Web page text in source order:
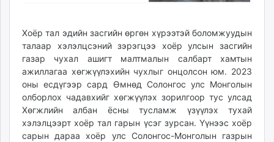
Хоёр тал эдийн засгийн өргөн хүрээтэй боломжуудын
талаар хэлэлцсэний зэрэгцээ хоёр улсын засгийн
газар чухал ашигт малтмалын салбарт хамтын
ажиллагаа хөгжүүлэхийн чухлыг онцолсон юм. 2023
оны есдүгээр сард Өмнөд Солонгос улс Монголын
олборлох чадавхийг хөгжүүлэх зорилгоор тус улсад
Хөгжлийн албан ёсны тусламж үзүүлэх тухай
хэлэлцээрт хоёр тал гарын үсэг зурсан. Үүнээс хоёр
сарын дараа хоёр улс Солонгос-Монголын газрын